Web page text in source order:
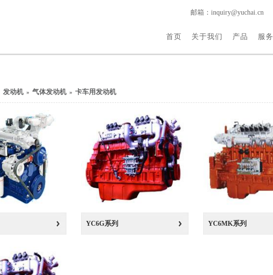
邮箱：inquiry@yuchai.cn
首页 关于我们 产品 服务
发动机 » 气体发动机 » 卡车用发动机
YC6G系列 YC6MK系列